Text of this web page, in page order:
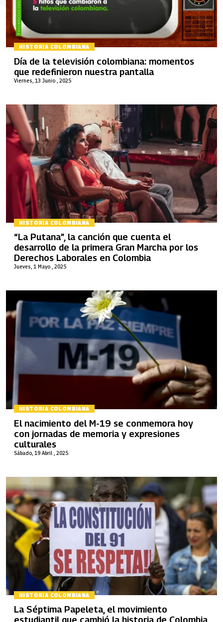
HISTORIA COLOMBIANA
Viernes, 13 Junio , 2025
Día de la televisión colombiana: momentos
que redefinieron nuestra pantalla
HISTORIA COLOMBIANA
Jueves, 1 Mayo , 2025
“La Putana”, la canción que cuenta el
desarrollo de la primera Gran Marcha por los
Derechos Laborales en Colombia
HISTORIA COLOMBIANA
Sábado, 19 Abril , 2025
El nacimiento del M-19 se conmemora hoy
con jornadas de memoria y expresiones
culturales
HISTORIA COLOMBIANA
La Séptima Papeleta, el movimiento
estudiantil que cambió la historia de Colombia